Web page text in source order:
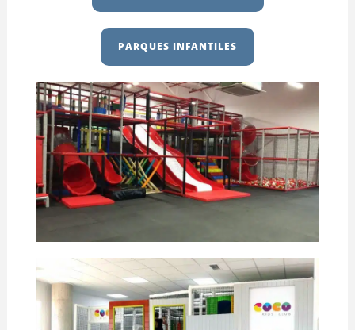
PARQUES INFANTILES